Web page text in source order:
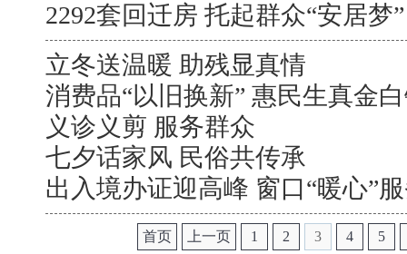
2292套回迁房 托起群众“安居梦”
立冬送温暖 助残显真情
消费品“以旧换新” 惠民生真金
义诊义剪 服务群众
七夕话家风 民俗共传承
出入境办证迎高峰 窗口“暖心”
首页 上一页 1 2 3 4 5